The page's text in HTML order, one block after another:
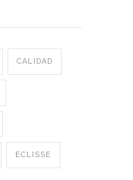
CALIDAD
ECLISSE